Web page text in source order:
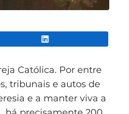
Católica. Por entre
tribunais e autos de
e a manter viva a